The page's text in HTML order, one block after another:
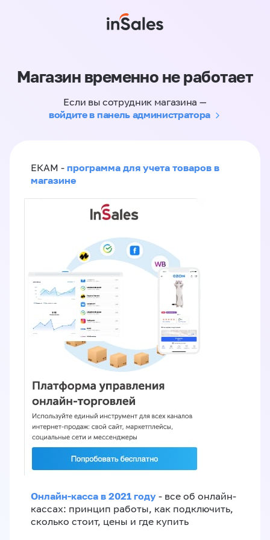
Магазин временно не работает
Если вы сотрудник магазина —
войдите в панель администратора
ЕКАМ - программа для учета товаров в
магазине
Онлайн-касса в 2021 году - все об онлайн-
кассах: принцип работы, как подключить,
сколько стоит, цены и где купить